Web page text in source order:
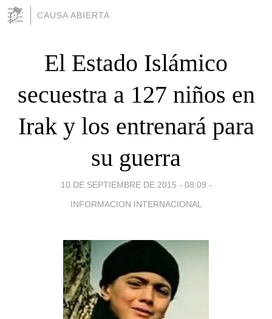
CAUSA ABIERTA
El Estado Islámico
secuestra a 127 niños en
Irak y los entrenará para
su guerra
10 DE SEPTIEMBRE DE 2015 - 08:09 -
INFORMACION INTERNACIONAL